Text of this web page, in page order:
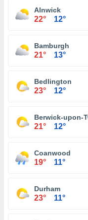
Alnwick
22° 12°
Bamburgh
21° 13°
Bedlington
23° 12°
Berwick-upon-
21° 12°
Coanwood
19° 11°
Durham
23° 11°